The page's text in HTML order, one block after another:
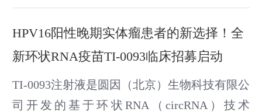
HPV16阳性晚期实体瘤患者的新选择！全
新环状RNA疫苗TI-0093临床招募启动
TI-0093注射液是圆因（北京）生物科技有限公
司开发的基于环状RNA（circRNA）技术